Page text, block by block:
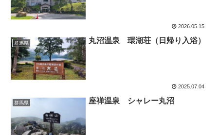
2026.05.15
群馬県 丸沼温泉 環湖荘（日帰り入浴）
2025.07.04
群馬県 座禅温泉 シャレー丸沼